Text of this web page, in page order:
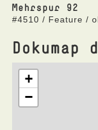
Mehrspur 92
#4510 / Feature /
Dokumap